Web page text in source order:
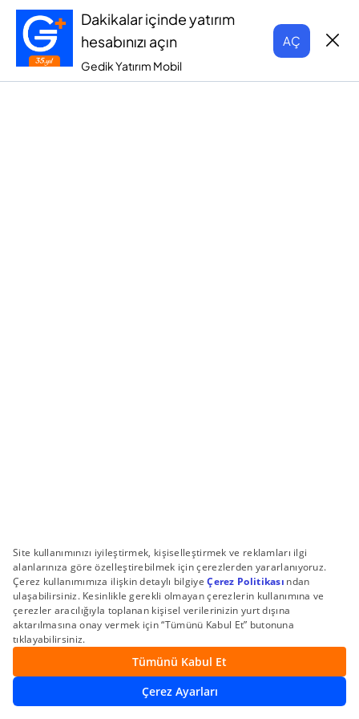
Dakikalar içinde yatırım
hesabınızı açın
Gedik Yatırım Mobil
AÇ